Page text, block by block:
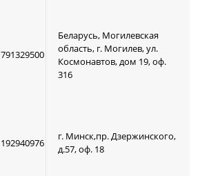
791329500
Беларусь, Могилевская
область, г. Могилев, ул.
Космонавтов, дом 19, оф.
316
192940976
г. Минск,пр. Дзержинского,
д.57, оф. 18